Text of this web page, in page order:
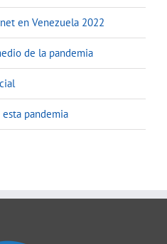
en Venezuela 2022
de la pandemia
esta pandemia